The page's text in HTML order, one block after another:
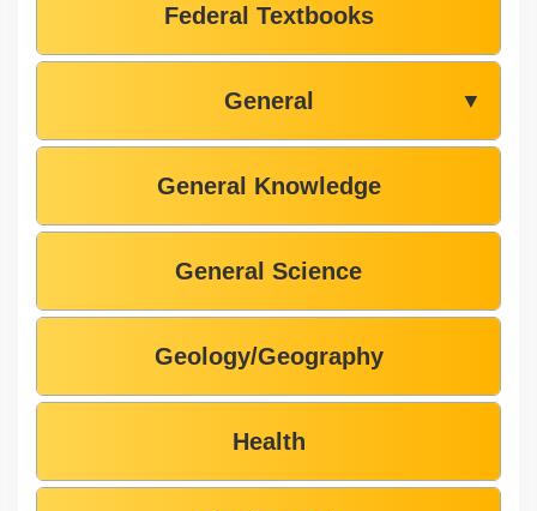
Federal Textbooks
General ▼
General Knowledge
General Science
Geology/Geography
Health